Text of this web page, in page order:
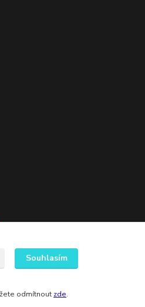
Souhlasím
odmítnout zde.